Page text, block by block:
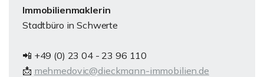
Immobilienmaklerin
Stadtbüro in Schwerte
📲 +49 (0) 23 04 - 23 96 110
📩 mehmedovic@dieckmann-immobilien.de